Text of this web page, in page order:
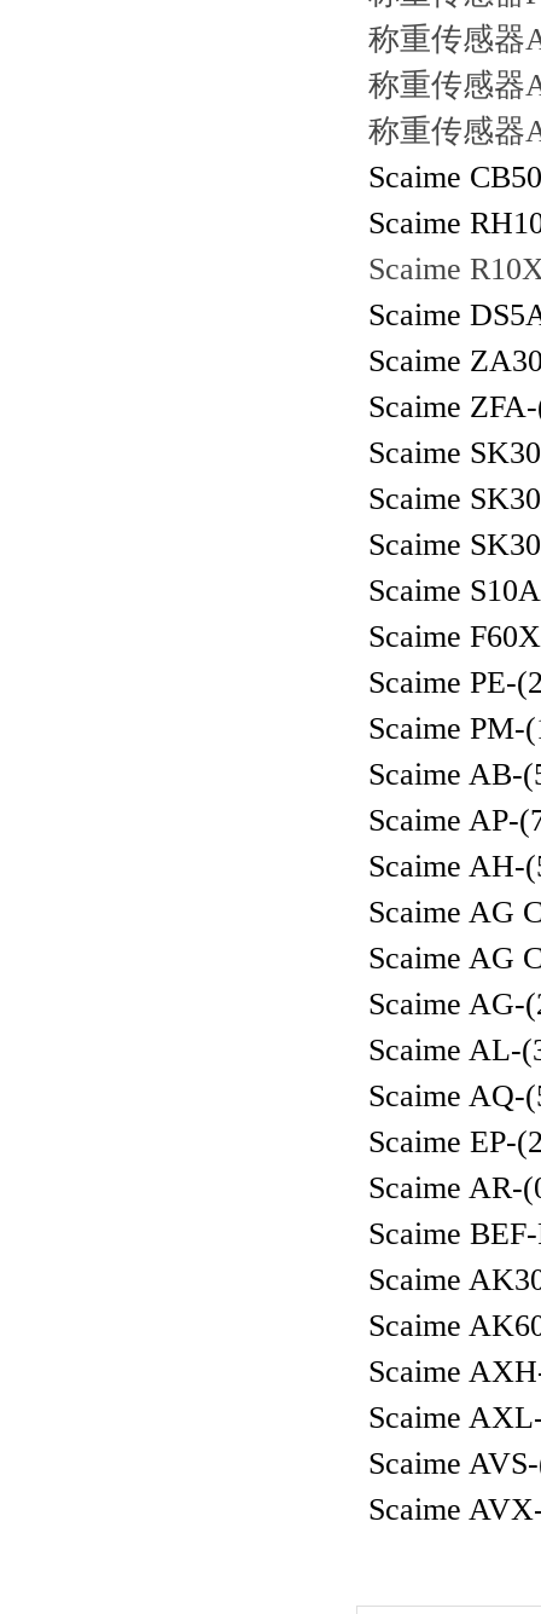
称重传感器
称重传感器
称重传感器
Scaime
Scaime
Scaime
Scaime
Scaime
Scaime
Scaime
Scaime
Scaime
Scaime
Scaime
Scaime PE-
Scaime PM-
Scaime AB-
Scaime AP-
Scaime AH-
Scaime AG
Scaime AG
Scaime AG-
Scaime AL-
Scaime AQ-
Scaime EP-
Scaime AR-
Scaime
Scaime
Scaime
Scaime
Scaime
Scaime
Scaime